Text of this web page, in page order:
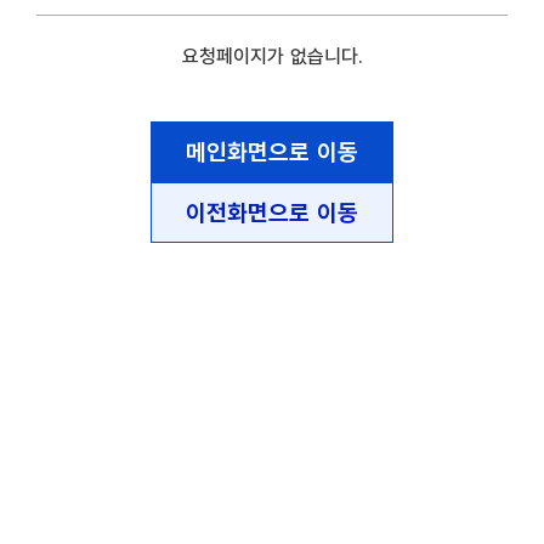
요청페이지가 없습니다.
메인화면으로 이동
이전화면으로 이동